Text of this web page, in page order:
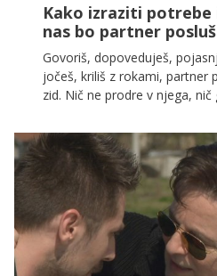
Kako izraziti potrebe
nas bo partner
Govoriš, dopoveduješ,
jočeš, kriliš z rokami, partner
zid. Nič ne prodre v njega,
kitajščini, da govorimo v
ampak to vedno naleti na